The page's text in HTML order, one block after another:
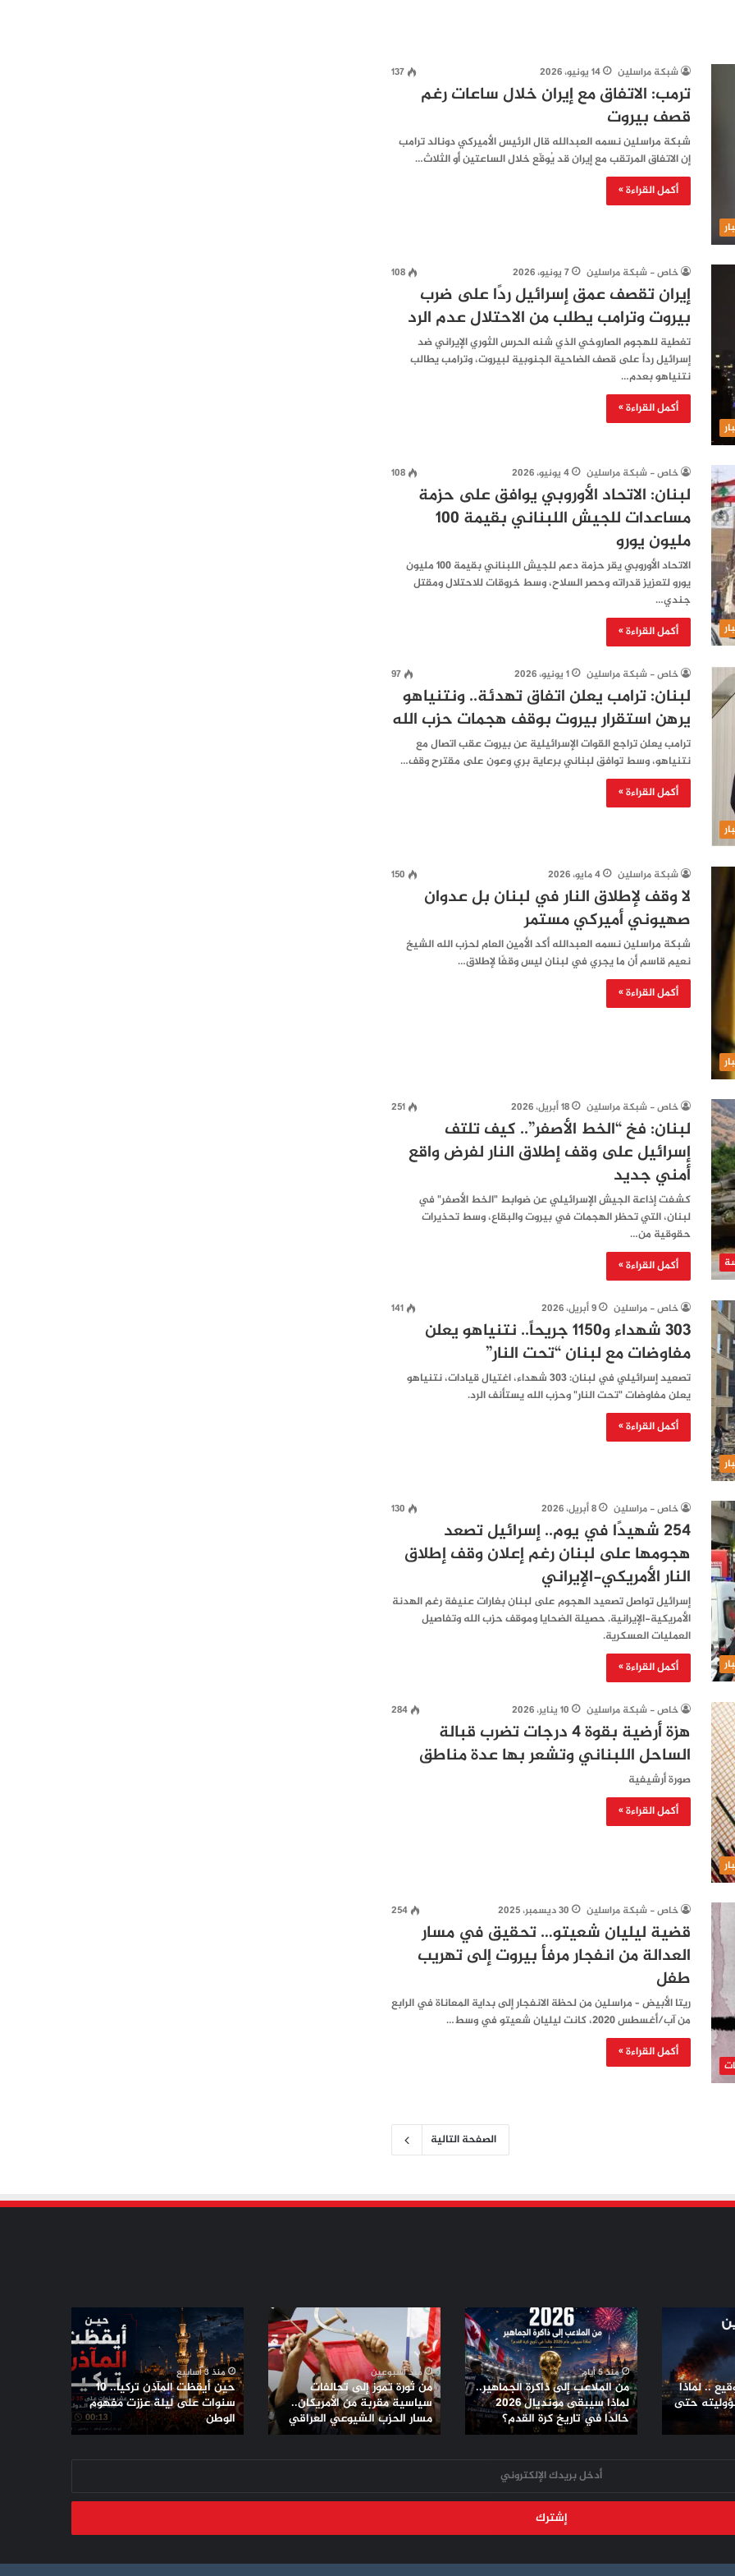
شبكة مراسلين 14 يونيو، 2026 137
ترمب: الاتفاق مع إيران خلال ساعات رغم
قصف بيروت
شبكة مراسلين نسمه العبدالله قال الرئيس الأميركي دونالد ترامب
إن الاتفاق المرتقب مع إيران قد يُوقّع خلال الساعتين أو الثلاث…
أكمل القراءة »
خاص - شبكة مراسلين 7 يونيو، 2026 108
إيران تقصف عمق إسرائيل ردًا على ضرب
بيروت وترامب يطلب من الاحتلال عدم الرد
تغطية للهجوم الصاروخي الذي شنه الحرس الثوري الإيراني ضد
إسرائيل رداً على قصف الضاحية الجنوبية لبيروت، وترامب يطالب
نتنياهو بعدم…
أكمل القراءة »
خاص - شبكة مراسلين 4 يونيو، 2026 108
لبنان: الاتحاد الأوروبي يوافق على حزمة
مساعدات للجيش اللبناني بقيمة 100
مليون يورو
الاتحاد الأوروبي يقر حزمة دعم للجيش اللبناني بقيمة 100 مليون
يورو لتعزيز قدراته وحصر السلاح، وسط خروقات للاحتلال ومقتل
جندي…
أكمل القراءة »
خاص - شبكة مراسلين 1 يونيو، 2026 97
لبنان: ترامب يعلن اتفاق تهدئة.. ونتنياهو
يرهن استقرار بيروت بوقف هجمات حزب الله
ترامب يعلن تراجع القوات الإسرائيلية عن بيروت عقب اتصال مع
نتنياهو، وسط توافق لبناني برعاية بري وعون على مقترح وقف…
أكمل القراءة »
شبكة مراسلين 4 مايو، 2026 150
لا وقف لإطلاق النار في لبنان بل عدوان
صهيوني أميركي مستمر
شبكة مراسلين نسمه العبدالله أكد الأمين العام لحزب الله الشيخ
نعيم قاسم أن ما يجري في لبنان ليس وقفًا لإطلاق…
أكمل القراءة »
خاص - شبكة مراسلين 18 أبريل، 2026 251
لبنان: فخ “الخط الأصفر”.. كيف تلتف
إسرائيل على وقف إطلاق النار لفرض واقع
أمني جديد
كشفت إذاعة الجيش الإسرائيلي عن ضوابط "الخط الأصفر" في
لبنان، التي تحظر الهجمات في بيروت والبقاع، وسط تحذيرات
حقوقية من…
أكمل القراءة »
خاص - مراسلين 9 أبريل، 2026 141
303 شهداء و1150 جريحاً.. نتنياهو يعلن
مفاوضات مع لبنان “تحت النار”
تصعيد إسرائيلي في لبنان: 303 شهداء، اغتيال قيادات، نتنياهو
يعلن مفاوضات "تحت النار" وحزب الله يستأنف الرد.
أكمل القراءة »
خاص - مراسلين 8 أبريل، 2026 130
254 شهيدًا في يوم.. إسرائيل تصعد
هجومها على لبنان رغم إعلان وقف إطلاق
النار الأمريكي-الإيراني
إسرائيل تواصل تصعيد الهجوم على لبنان بغارات عنيفة رغم الهدنة
الأمريكية-الإيرانية. حصيلة الضحايا وموقف حزب الله وتفاصيل
العمليات العسكرية.
أكمل القراءة »
خاص - شبكة مراسلين 10 يناير، 2026 284
هزة أرضية بقوة 4 درجات تضرب قبالة
الساحل اللبناني وتشعر بها عدة مناطق
صورة أرشيفية
أكمل القراءة »
خاص - شبكة مراسلين 30 ديسمبر، 2025 254
قضية ليليان شعيتو… تحقيق في مسار
العدالة من انفجار مرفأ بيروت إلى تهريب
طفل
ريتا الأبيض – مراسلين من لحظة الانفجار إلى بداية المعاناة في الرابع
من آب/أغسطس 2020، كانت ليليان شعيتو في وسط…
أكمل القراءة »
الصفحة التالية
.. لماذا
حتى
من
الملاعب
إلى
ذاكرة
الجماهير..
لماذا
سيبقى
مونديال
تاريخ
القدم؟
منذ 5 أيام
من الملاعب إلى ذاكرة الجماهير..
لماذا سيبقى مونديال 2026
خالدًا في تاريخ كرة القدم؟
من
ثورة
تموز
إلى
تحالفات
سياسية
مقربة
من
الشيوعي
منذ أسبوعين
من ثورة تموز إلى تحالفات
سياسية مقربة من الأمريكان..
مسار الحزب الشيوعي العراقي
حين
أيقظت
المآذن
تركيا..
10
سنوات
على
ليلة
منذ 3 أسابيع
حين أيقظت المآذن تركيا.. 10
سنوات على ليلة عززت مفهوم
الوطن